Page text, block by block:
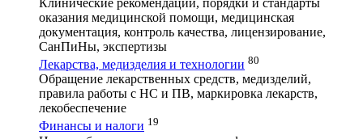
оказания медицинской помощи, медицинская
документация, контроль качества, лицензирование,
СанПиНы, экспертизы
Лекарства, медизделия и технологии 80
Обращение лекарственных средств, медизделий,
правила работы с НС и ПВ, маркировка лекарств,
лекобеспечение
Финансы и налоги 19